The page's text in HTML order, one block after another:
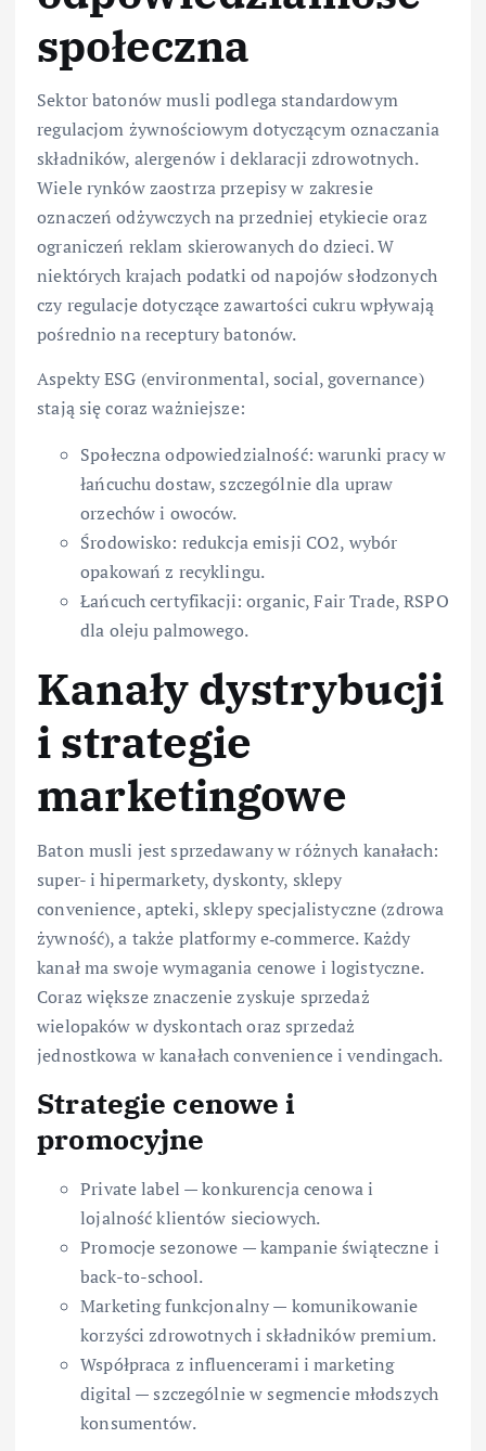
społeczna
Sektor batonów musli podlega standardowym
regulacjom żywnościowym dotyczącym oznaczania
składników, alergenów i deklaracji zdrowotnych.
Wiele rynków zaostrza przepisy w zakresie
oznaczeń odżywczych na przedniej etykiecie oraz
ograniczeń reklam skierowanych do dzieci. W
niektórych krajach podatki od napojów słodzonych
czy regulacje dotyczące zawartości cukru wpływają
pośrednio na receptury batonów.
Aspekty ESG (environmental, social, governance)
stają się coraz ważniejsze:
Społeczna odpowiedzialność: warunki pracy w
łańcuchu dostaw, szczególnie dla upraw
orzechów i owoców.
Środowisko: redukcja emisji CO2, wybór
opakowań z recyklingu.
Łańcuch certyfikacji: organic, Fair Trade, RSPO
dla oleju palmowego.
Kanały dystrybucji
i strategie
marketingowe
Baton musli jest sprzedawany w różnych kanałach:
super- i hipermarkety, dyskonty, sklepy
convenience, apteki, sklepy specjalistyczne (zdrowa
żywność), a także platformy e‑commerce. Każdy
kanał ma swoje wymagania cenowe i logistyczne.
Coraz większe znaczenie zyskuje sprzedaż
wielopaków w dyskontach oraz sprzedaż
jednostkowa w kanałach convenience i vendingach.
Strategie cenowe i
promocyjne
Private label — konkurencja cenowa i
lojalność klientów sieciowych.
Promocje sezonowe — kampanie świąteczne i
back-to-school.
Marketing funkcjonalny — komunikowanie
korzyści zdrowotnych i składników premium.
Współpraca z influencerami i marketing
digital — szczególnie w segmencie młodszych
konsumentów.